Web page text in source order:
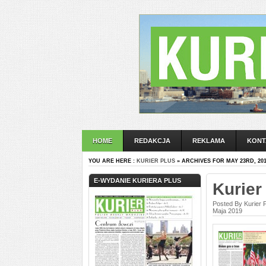
HOME REDAKCJA REKLAMA
YOU ARE HERE : KURIER PLUS » ARCHIVES FOR MAY 23RD,
E-WYDANIE KURIERA PLUS Kurier
Posted By Kurier
Maja 2019